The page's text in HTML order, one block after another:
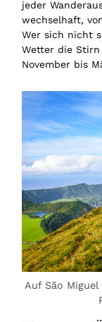
jeder
wechselhaft,
Wer sich nicht
Wetter die
November bis
Auf São